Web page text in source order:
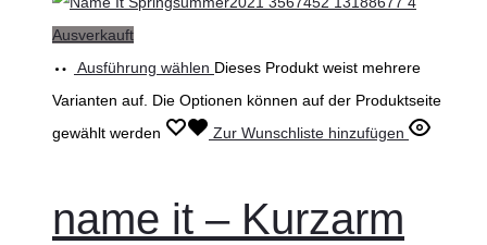
Ausverkauft
Ausführung wählen Dieses Produkt weist mehrere
Varianten auf. Die Optionen können auf der Produktseite
gewählt werden
Zur Wunschliste hinzufügen
name it – Kurzarm